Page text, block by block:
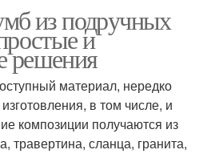
из подручных
и
решения
материал, нередко
в том числе, и
композиции получаются из
травертина, сланца, гранита,